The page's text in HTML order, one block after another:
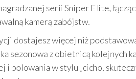
serii Sniper Elite,
kamerą zabójstw.
dostajesz więcej niż
sezonowa z obietnicą kolejnych
i polowania w stylu „cicho,